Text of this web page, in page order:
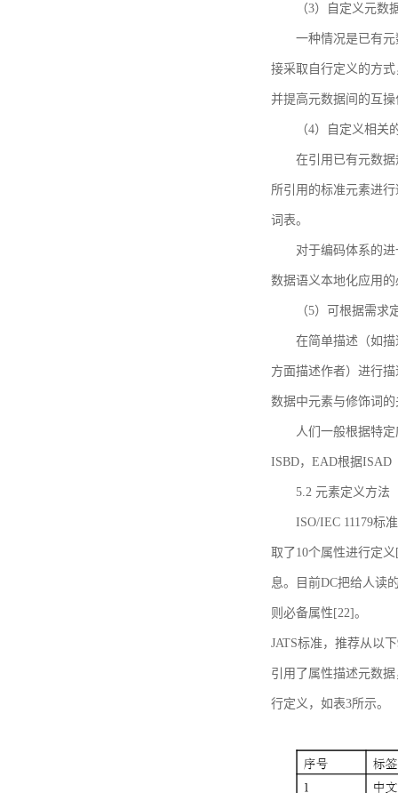
（3）自定义元数
一种情况是已有
接采取自行定义的方
并提高元数据间的互
（4）自定义相关
在引用已有元数
所引用的标准元素进
词表。
对于编码体系的
数据语义本地化应用
（5）可根据需求
在简单描述（如
方面描述作者）进行
数据中元素与修饰词
人们一般根据特
ISBD，EAD根据ISAD
5.2 元素定义方法
ISO/IEC 11179标
取了10个属性进行定
息。目前DC把给人读
则必备属性[22]。
JATS标准，推荐从以
引用了属性描述元数
行定义，如表3所示。